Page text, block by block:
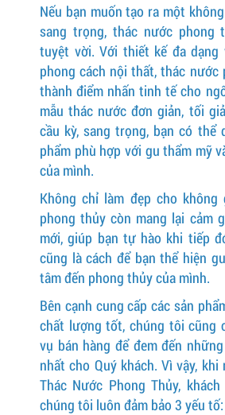
Nếu bạn muốn tạo ra một
sang trọng, thác nước phong
tuyệt vời. Với thiết kế đa dạng
phong cách nội thất, thác
thành điểm nhấn tinh tế cho
mẫu thác nước đơn giản, tối
cầu kỳ, sang trọng, bạn có thể
phẩm phù hợp với gu thẩm mỹ
của mình.
Không chỉ làm đẹp cho
phong thủy còn mang lại cảm
mới, giúp bạn tự hào khi tiếp
cũng là cách để bạn thể hiện
tâm đến phong thủy của mình.
Bên cạnh cung cấp các sản
chất lượng tốt, chúng tôi cũng
vụ bán hàng để đem đến
nhất cho Quý khách. Vì vậy, khi
Thác Nước Phong Thủy,
chúng tôi luôn đảm bảo 3 yếu tố: